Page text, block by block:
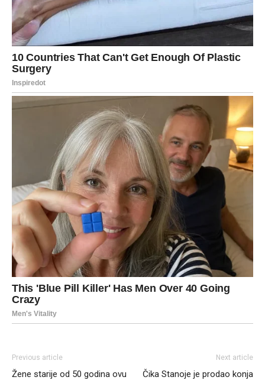
Previous article
Žene starije od 50 godina ovu
Next article
Čika Stanoje je prodao konja